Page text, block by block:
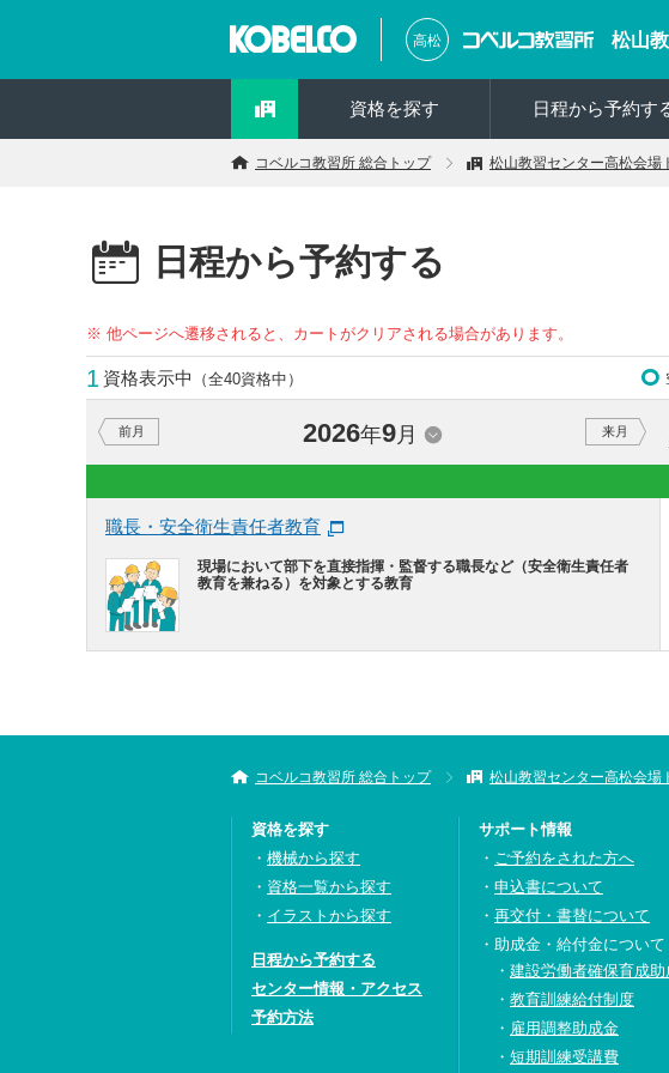
高松 松山
資格を探す 日程から予約す
コベルコ教習所 総合トップ 松山教習センター高松会場
日程から予約する
※ 他ページへ遷移されると、カートがクリアされる場合があります。
1 資格表示中 （全40資格中）
前月 2026年9月 来月
職長・安全衛生責任者教育
現場において部下を直接指揮・監督する職長など（安全衛生責任者
教育を兼ねる）を対象とする教育
コベルコ教習所 総合トップ 松山教習センター高松会場
資格を探す
機械から探す
資格一覧から探す
イラストから探す
日程から予約する
センター情報・アクセス
予約方法
サポート情報
ご予約をされた方へ
申込書について
再交付・書替について
助成金・給付金について
建設労働者確保育成助
教育訓練給付制度
雇用調整助成金
短期訓練受講費